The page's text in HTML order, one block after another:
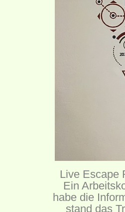
Live Escape
Ein
habe die
stand das